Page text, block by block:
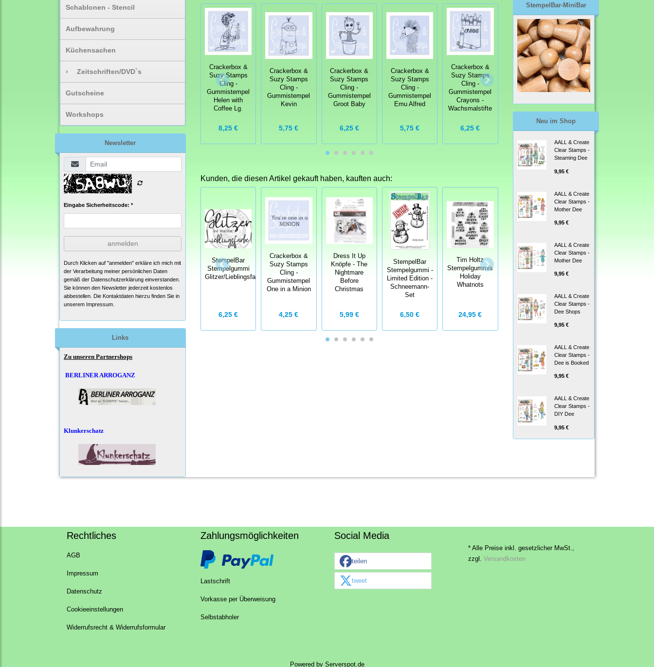
Schablonen - Stencil
Aufbewahrung
Küchensachen
› Zeitschriften/DVD`s
Gutscheine
Workshops
Newsletter
Eingabe Sicherheitscode: *
anmelden
Durch Klicken auf "anmelden" erkläre ich mich mit
der Verarbeitung meiner persönlichen Daten
gemäß der Datenschutzerklärung einverstanden.
Sie können den Newsletter jederzeit kostenlos
abbestellen. Die Kontaktdaten hierzu finden Sie in
unserem Impressum.
Links
Zu unseren Partnershops
BERLINER ARROGANZ
Klunkerschatz
Crackerbox &
Suzy Stamps
Cling -
Gummistempel
Helen with
Coffee Lg.
8,25 €
Crackerbox &
Suzy Stamps
Cling -
Gummistempel
Kevin
5,75 €
Crackerbox &
Suzy Stamps
Cling -
Gummistempel
Groot Baby
6,25 €
Crackerbox &
Suzy Stamps
Cling -
Gummistempel
Emu Alfred
5,75 €
Crackerbox &
Suzy Stamps
Cling -
Gummistempel
Crayons -
Wachsmalstifte
6,25 €
Crackerbox &
Suzy Stamps
Cling -
Lucy
Crackerbox &
Suzy Stamps
Cling -
Crayon Box
Kunden, die diesen Artikel gekauft haben, kauften auch:
StempelBar
Stempelgummi
Glitzer/Lieblingsfarbe
6,25 €
Crackerbox &
Suzy Stamps
Cling -
Gummistempel
One in a Minion
4,25 €
Dress It Up
Knöpfe - The
Nightmare
Before
Christmas
5,99 €
StempelBar
Stempelgummi -
Limited Edition -
Schneemann-
Set
6,50 €
Tim Holtz
Stempelgummis
Holiday
Whatnots
24,95 €
Crackerbox &
Suzy Stamps -
14,99 €
Crackerbox &
Suzy Stamps
StempelBar-MiniBar
Neu im Shop
AALL & Create
Clear Stamps -
Steaming Dee
9,95 €
AALL & Create
Clear Stamps -
Mother Dee
9,95 €
AALL & Create
Clear Stamps -
Mother Dee
9,95 €
AALL & Create
Clear Stamps -
Dee Shops
9,95 €
AALL & Create
Clear Stamps -
Dee is Booked
9,95 €
AALL & Create
Clear Stamps -
DIY Dee
9,95 €
Rechtliches
AGB
Impressum
Datenschutz
Cookieeinstellungen
Widerrufsrecht & Widerrufsformular
Zahlungsmöglichkeiten
Lastschrift
Vorkasse per Überweisung
Selbstabholer
Social Media
teilen
tweet
* Alle Preise inkl. gesetzlicher MwSt.,
zzgl. Versandkosten
Powered by Serverspot.de